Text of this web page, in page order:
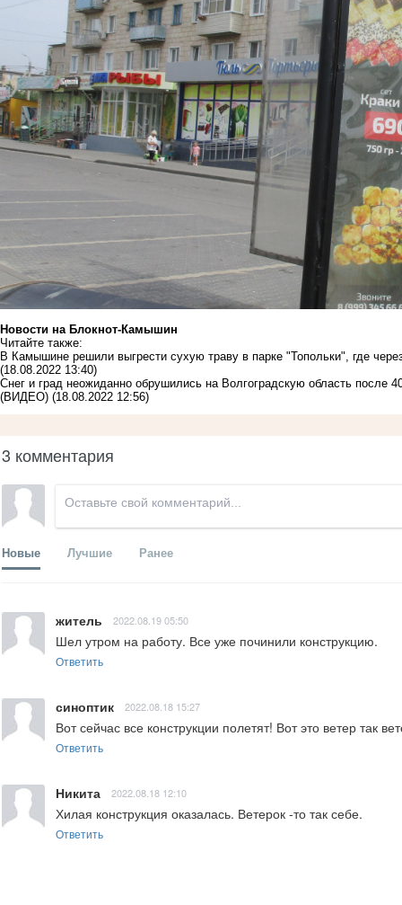
Новости на Блoкнoт-Камышин
Читайте также:
В Камышине решили выгрести сухую траву в парке "Топольки", где
(18.08.2022 13:40)
Снег и град неожиданно обрушились на Волгоградскую область после
(ВИДЕО) (18.08.2022 12:56)
3 комментария
Новые Лучшие Ранее
житель 2022.08.19 05:50
Шел утром на работу. Все уже починили конструкцию.
Ответить
синоптик 2022.08.18 15:27
Вот сейчас все конструкции полетят! Вот это ветер так
Ответить
Никита 2022.08.18 12:10
Хилая конструкция оказалась. Ветерок -то так себе.
Ответить